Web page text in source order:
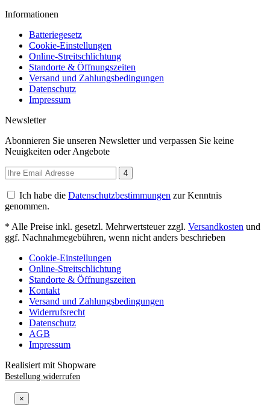
Informationen
Batteriegesetz
Cookie-Einstellungen
Online-Streitschlichtung
Standorte & Öffnungszeiten
Versand und Zahlungsbedingungen
Datenschutz
Impressum
Newsletter
Abonnieren Sie unseren Newsletter und verpassen Sie keine
Neuigkeiten oder Angebote
4
Ich habe die Datenschutzbestimmungen zur Kenntnis
genommen.
* Alle Preise inkl. gesetzl. Mehrwertsteuer zzgl. Versandkosten und
ggf. Nachnahmegebühren, wenn nicht anders beschrieben
Cookie-Einstellungen
Online-Streitschlichtung
Standorte & Öffnungszeiten
Kontakt
Versand und Zahlungsbedingungen
Widerrufsrecht
Datenschutz
AGB
Impressum
Realisiert mit Shopware
Bestellung widerrufen
×